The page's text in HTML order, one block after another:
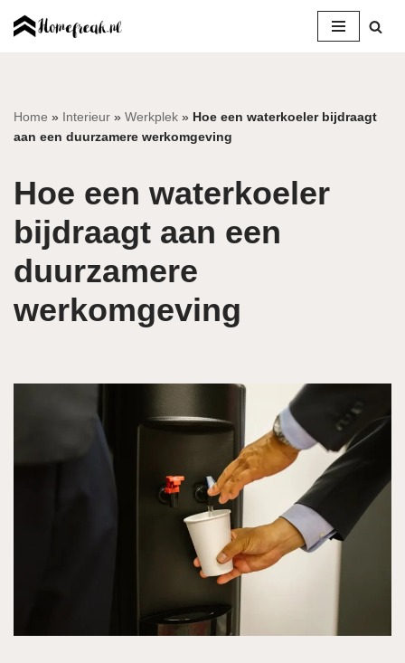
inhoud
Home » Interieur » Werkplek » Hoe een waterkoeler bijdraagt
aan een duurzamere werkomgeving
Hoe een waterkoeler
bijdraagt aan een
duurzamere
werkomgeving